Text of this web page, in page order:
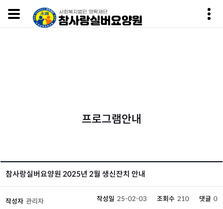
프로그램안내
참사랑실버요양원 2025년 2월 생신잔치 안내
작성자 관리자 작성일 25-02-03 조회수 210 댓글 0